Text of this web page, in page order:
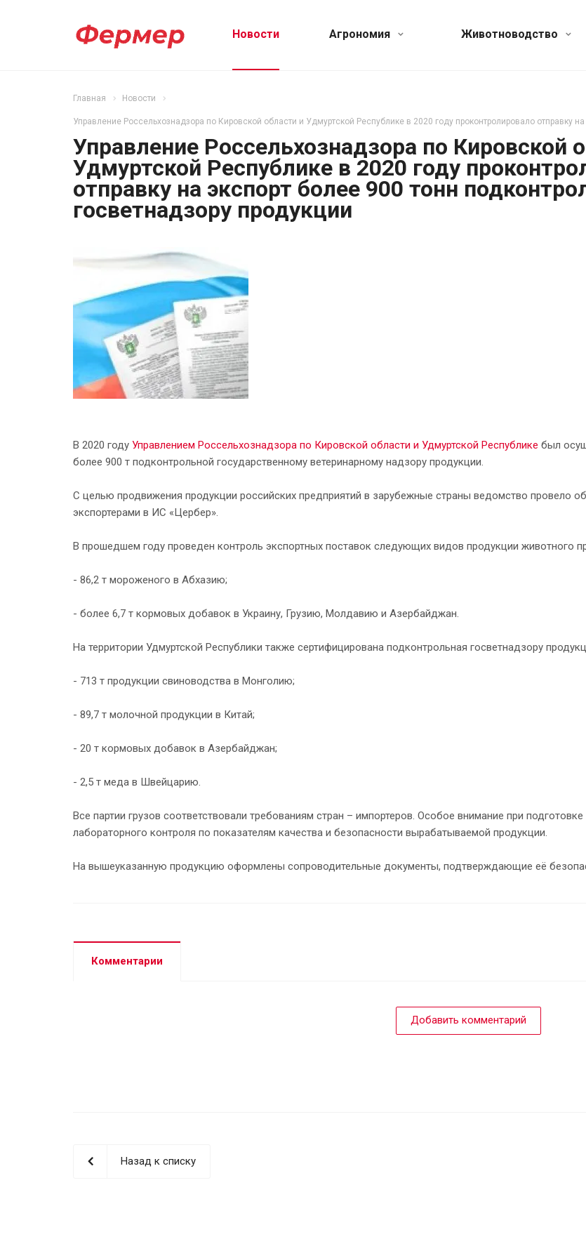
Новости Агрономия Животноводство
Главная Новости
Управление Россельхознадзора по Кировской области и Удмуртской Республике в 2020 году проконтролировало отправку
Управление Россельхознадзора по Кировской
Удмуртской Республике в 2020 году
отправку на экспорт более 900 тонн
госветнадзору продукции
В 2020 году Управлением Россельхознадзора по Кировской области и Удмуртской Республике был
более 900 т подконтрольной государственному ветеринарному надзору продукции.
С целью продвижения продукции российских предприятий в зарубежные страны ведомство провело
экспортерами в ИС «Цербер».
В прошедшем году проведен контроль экспортных поставок следующих видов продукции животного
- 86,2 т мороженого в Абхазию;
- более 6,7 т кормовых добавок в Украину, Грузию, Молдавию и Азербайджан.
На территории Удмуртской Республики также сертифицирована подконтрольная госветнадзору
- 713 т продукции свиноводства в Монголию;
- 89,7 т молочной продукции в Китай;
- 20 т кормовых добавок в Азербайджан;
- 2,5 т меда в Швейцарию.
Все партии грузов соответствовали требованиям стран – импортеров. Особое внимание при
лабораторного контроля по показателям качества и безопасности вырабатываемой продукции.
На вышеуказанную продукцию оформлены сопроводительные документы, подтверждающие её
Комментарии
Добавить комментарий
Назад к списку